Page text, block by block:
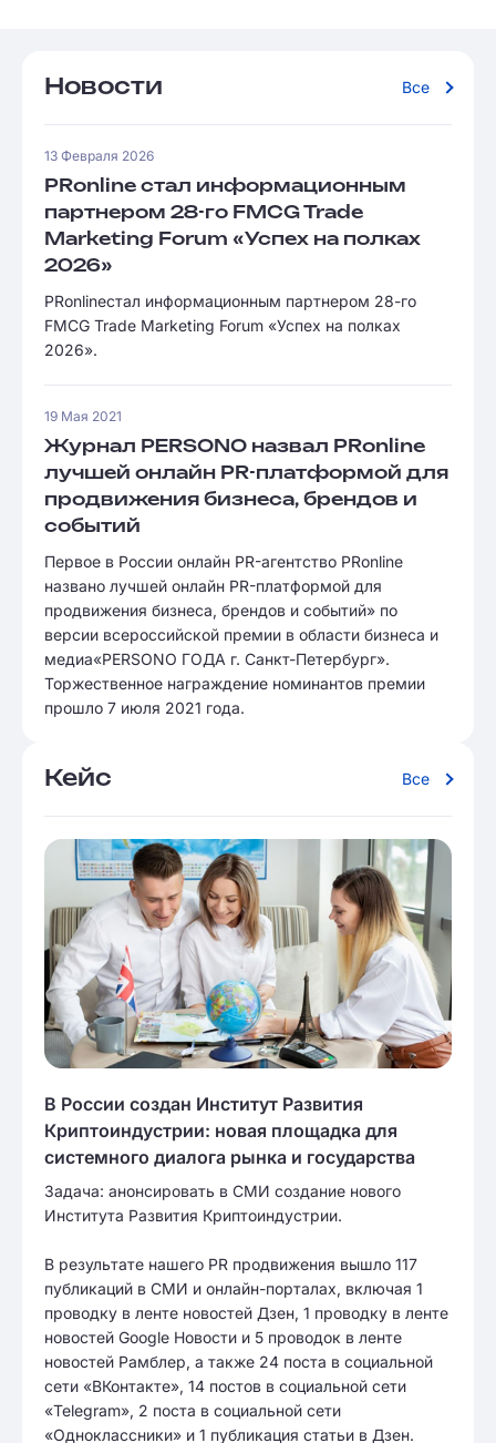
Новости Все
13 Февраля 2026
PRonline стал информационным
партнером 28-го FMCG Trade
Marketing Forum «Успех на полках
2026»
PRonlineстал информационным партнером 28-го
FMCG Trade Marketing Forum «Успех на полках
2026».
19 Мая 2021
Журнал PERSONO назвал PRonline
лучшей онлайн PR-платформой для
продвижения бизнеса, брендов и
событий
Первое в России онлайн PR-агентство PRonline
названо лучшей онлайн PR-платформой для
продвижения бизнеса, брендов и событий» по
версии всероссийской премии в области бизнеса и
медиа«PERSONO ГОДА г. Санкт-Петербург».
Торжественное награждение номинантов премии
прошло 7 июля 2021 года.
Кейс Все
В России создан Институт Развития
Криптоиндустрии: новая площадка для
системного диалога рынка и государства
Задача: анонсировать в СМИ создание нового
Института Развития Криптоиндустрии.
В результате нашего PR продвижения вышло 117
публикаций в СМИ и онлайн-порталах, включая 1
проводку в ленте новостей Дзен, 1 проводку в ленте
новостей Google Новости и 5 проводок в ленте
новостей Рамблер, а также 24 поста в социальной
сети «ВКонтакте», 14 постов в социальной сети
«Telegram», 2 поста в социальной сети
«Одноклассники» и 1 публикация статьи в Дзен.